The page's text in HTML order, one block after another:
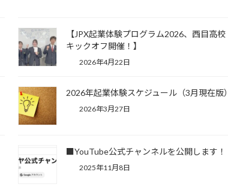
【JPX起業体験プログラム2026、西目高校
キックオフ開催！】
2026年4月22日
2026年起業体験スケジュール（3月現在版）
2026年3月27日
■YouTube公式チャンネルを公開します！
2025年11月8日